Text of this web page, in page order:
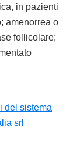
in pazienti
amenorrea o
follicolare;
del sistema
srl